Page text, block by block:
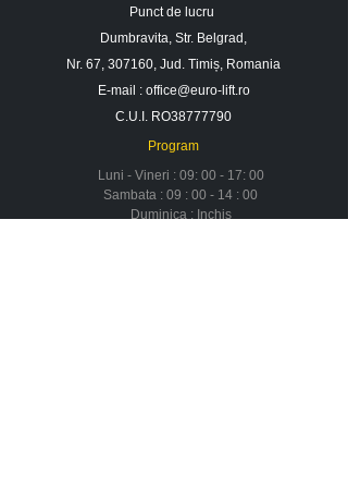
Punct de lucru
Dumbravita, Str. Belgrad,
Nr. 67, 307160, Jud. Timiș, Romania
E-mail : office@euro-lift.ro
C.U.I. RO38777790
Program
Luni - Vineri : 09: 00 - 17: 00
Sambata : 09 : 00 - 14 : 00
Duminica : Inchis